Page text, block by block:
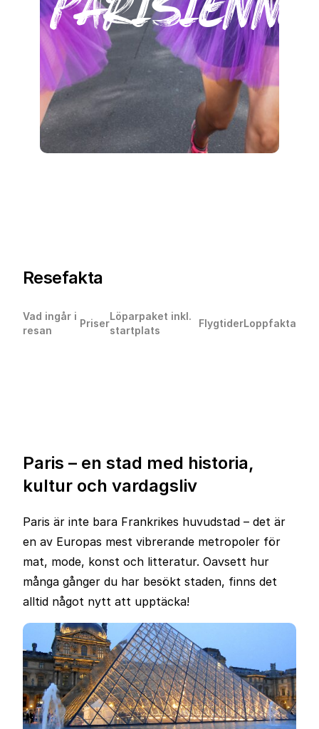
Resefakta
Vad ingår i
resan
Priser
Löparpaket inkl.
startplats
FlygtiderLoppfakta
Paris – en stad med historia,
kultur och vardagsliv
Paris är inte bara Frankrikes huvudstad – det är
en av Europas mest vibrerande metropoler för
mat, mode, konst och litteratur. Oavsett hur
många gånger du har besökt staden, finns det
alltid något nytt att upptäcka!